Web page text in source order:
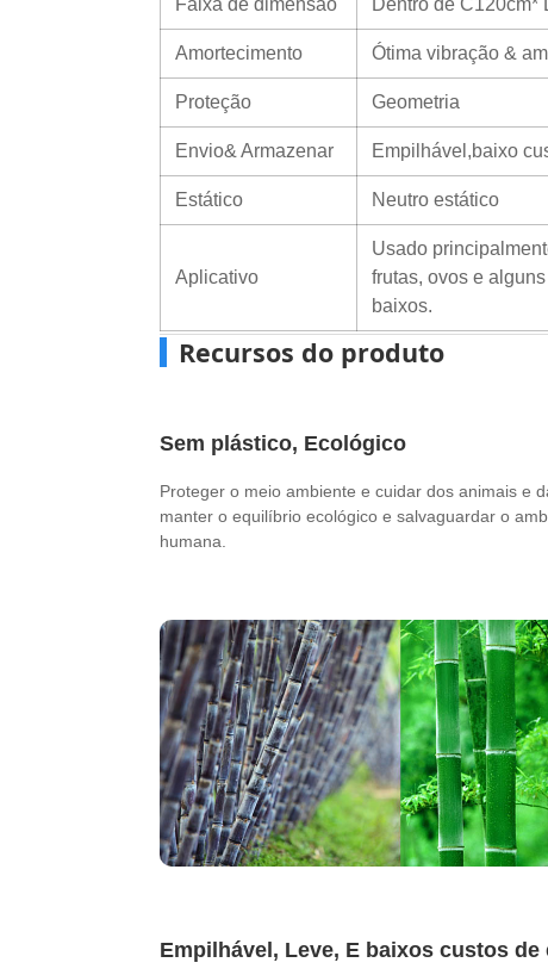
Amortecimento Ótima vibração &
Proteção Geometria
Envio& Armazenar Empilhável,baixo
Estático Neutro estático
Aplicativo
Usado
frutas, ovos e
baixos.
Recursos do produto
Sem plástico, Ecológico
Proteger o meio ambiente e cuidar dos animais e
manter o equilíbrio ecológico e salvaguardar o
humana.
Empilhável, Leve, E baixos custos de